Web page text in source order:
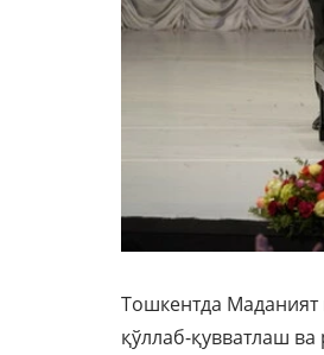
Тошкентда
қўллаб-қувватлаш